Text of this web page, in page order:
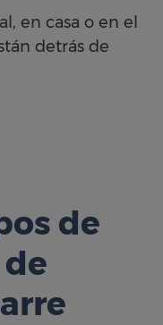
en casa o en el
detrás de
de